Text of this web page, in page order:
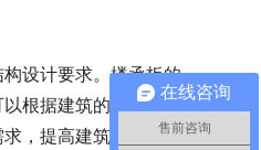
设计要求。楼承板的
根据建筑的环境要求
，提高建筑的安全性
在线咨询
售前咨询